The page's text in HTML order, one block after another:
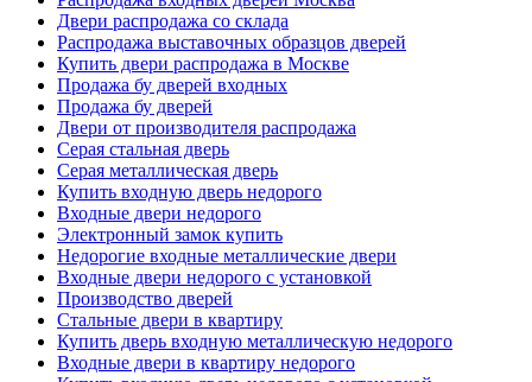
Двери распродажа со склада
Распродажа выставочных образцов дверей
Купить двери распродажа в Москве
Продажа бу дверей входных
Продажа бу дверей
Двери от производителя распродажа
Серая стальная дверь
Серая металлическая дверь
Купить входную дверь недорого
Входные двери недорого
Электронный замок купить
Недорогие входные металлические двери
Входные двери недорого с установкой
Производство дверей
Стальные двери в квартиру
Купить дверь входную металлическую недорого
Входные двери в квартиру недорого